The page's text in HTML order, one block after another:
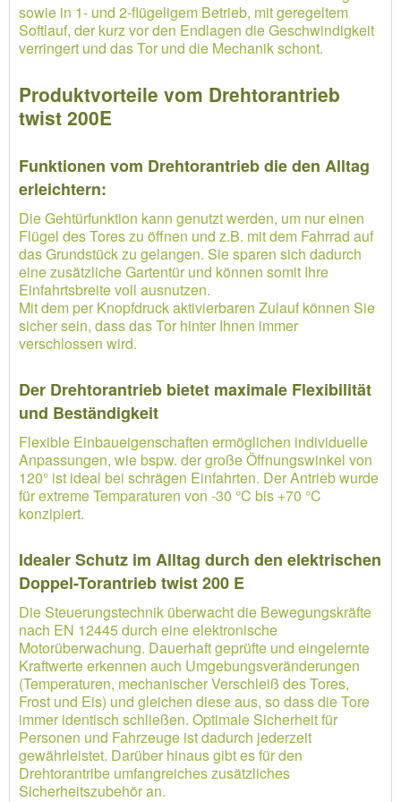
sowie in 1- und 2-flügeligem Betrieb, mit geregeltem
Softlauf, der kurz vor den Endlagen die Geschwindigkeit
verringert und das Tor und die Mechanik schont.
Produktvorteile vom Drehtorantrieb
twist 200E
Funktionen vom Drehtorantrieb die den Alltag
erleichtern:
Die Gehtürfunktion kann genutzt werden, um nur einen
Flügel des Tores zu öffnen und z.B. mit dem Fahrrad auf
das Grundstück zu gelangen. Sie sparen sich dadurch
eine zusätzliche Gartentür und können somit Ihre
Einfahrtsbreite voll ausnutzen.
Mit dem per Knopfdruck aktivierbaren Zulauf können Sie
sicher sein, dass das Tor hinter Ihnen immer
verschlossen wird.
Der Drehtorantrieb bietet maximale Flexibilität
und Beständigkeit
Flexible Einbaueigenschaften ermöglichen individuelle
Anpassungen, wie bspw. der große Öffnungswinkel von
120° ist ideal bei schrägen Einfahrten. Der Antrieb wurde
für extreme Temparaturen von -30 °C bis +70 °C
konzipiert.
Idealer Schutz im Alltag durch den elektrischen
Doppel-Torantrieb twist 200 E
Die Steuerungstechnik überwacht die Bewegungskräfte
nach EN 12445 durch eine elektronische
Motorüberwachung. Dauerhaft geprüfte und eingelernte
Kraftwerte erkennen auch Umgebungsveränderungen
(Temperaturen, mechanischer Verschleiß des Tores,
Frost und Eis) und gleichen diese aus, so dass die Tore
immer identisch schließen. Optimale Sicherheit für
Personen und Fahrzeuge ist dadurch jederzeit
gewährleistet. Darüber hinaus gibt es für den
Drehtorantribe umfangreiches zusätzliches
Sicherheitszubehör an.